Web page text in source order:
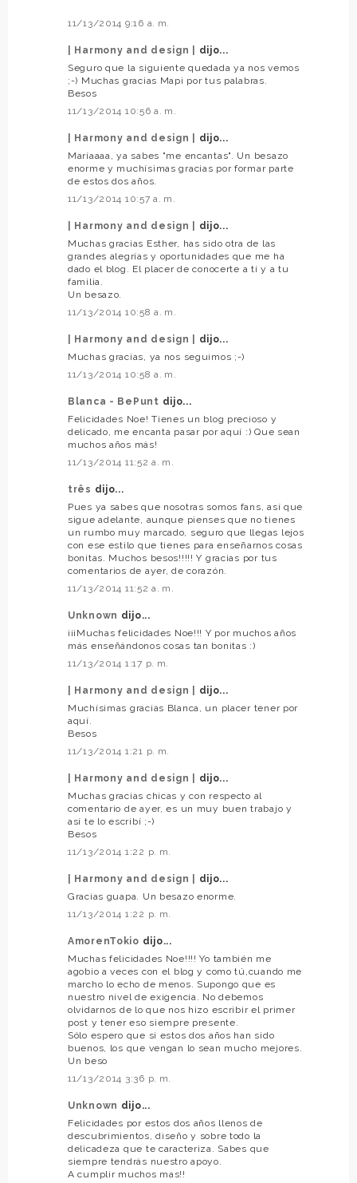
11/13/2014 9:16 a. m.
| Harmony and design |
dijo...
Seguro que la siguiente quedada ya nos vemos
;-) Muchas gracias Mapi por tus palabras.
Besos
11/13/2014 10:56 a. m.
| Harmony and design |
dijo...
Maríaaaa, ya sabes "me encantas". Un besazo
enorme y muchísimas gracias por formar parte
de estos dos años.
11/13/2014 10:57 a. m.
| Harmony and design |
dijo...
Muchas gracias Esther, has sido otra de las
grandes alegrías y oportunidades que me ha
dado el blog. El placer de conocerte a tí y a tu
familia.
Un besazo.
11/13/2014 10:58 a. m.
| Harmony and design |
dijo...
Muchas gracias, ya nos seguimos ;-)
11/13/2014 10:58 a. m.
Blanca - BePunt dijo...
Felicidades Noe! Tienes un blog precioso y
delicado, me encanta pasar por aquí :) Que sean
muchos años más!
11/13/2014 11:52 a. m.
três dijo...
Pues ya sabes que nosotras somos fans, así que
sigue adelante, aunque pienses que no tienes
un rumbo muy marcado, seguro que llegas lejos
con ese estilo que tienes para enseñarnos cosas
bonitas. Muchos besos!!!!! Y gracias por tus
comentarios de ayer, de corazón.
11/13/2014 11:52 a. m.
Unknown dijo...
¡¡¡Muchas felicidades Noe!!! Y por muchos años
más enseñándonos cosas tan bonitas :)
11/13/2014 1:17 p. m.
| Harmony and design |
dijo...
Muchísimas gracias Blanca, un placer tener por
aquí.
Besos
11/13/2014 1:21 p. m.
| Harmony and design |
dijo...
Muchas gracias chicas y con respecto al
comentario de ayer, es un muy buen trabajo y
así te lo escribí ;-)
Besos
11/13/2014 1:22 p. m.
| Harmony and design |
dijo...
Gracias guapa. Un besazo enorme.
11/13/2014 1:22 p. m.
AmorenTokio dijo...
Muchas felicidades Noe!!!! Yo también me
agobio a veces con el blog y como tú,cuando me
marcho lo echo de menos. Supongo que es
nuestro nivel de exigencia. No debemos
olvidarnos de lo que nos hizo escribir el primer
post y tener eso siempre presente.
Sólo espero que si estos dos años han sido
buenos, los que vengan lo sean mucho mejores.
Un beso
11/13/2014 3:36 p. m.
Unknown dijo...
Felicidades por estos dos años llenos de
descubrimientos, diseño y sobre todo la
delicadeza que te caracteriza. Sabes que
siempre tendrás nuestro apoyo.
A cumplir muchos mas!!